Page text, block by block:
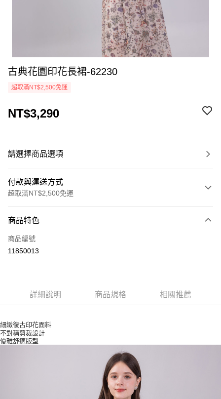
古典花園印花長裙-62230
超取滿NT$2,500免運
NT$3,290
請選擇商品選項
付款與運送方式
超取滿NT$2,500免運
信用卡一次付款
LINE Pay
付款後7-11取貨
每筆NT$80，滿NT$2,500(含以上)免運費
商品特色
商品編號
11850013
詳細說明 商品規格 相關推薦
細緻復古印花面料
不對稱剪裁設計
優雅舒適版型